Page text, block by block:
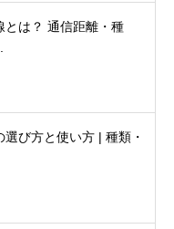
とは？ 通信距離・種
選び方と使い方 | 種類・